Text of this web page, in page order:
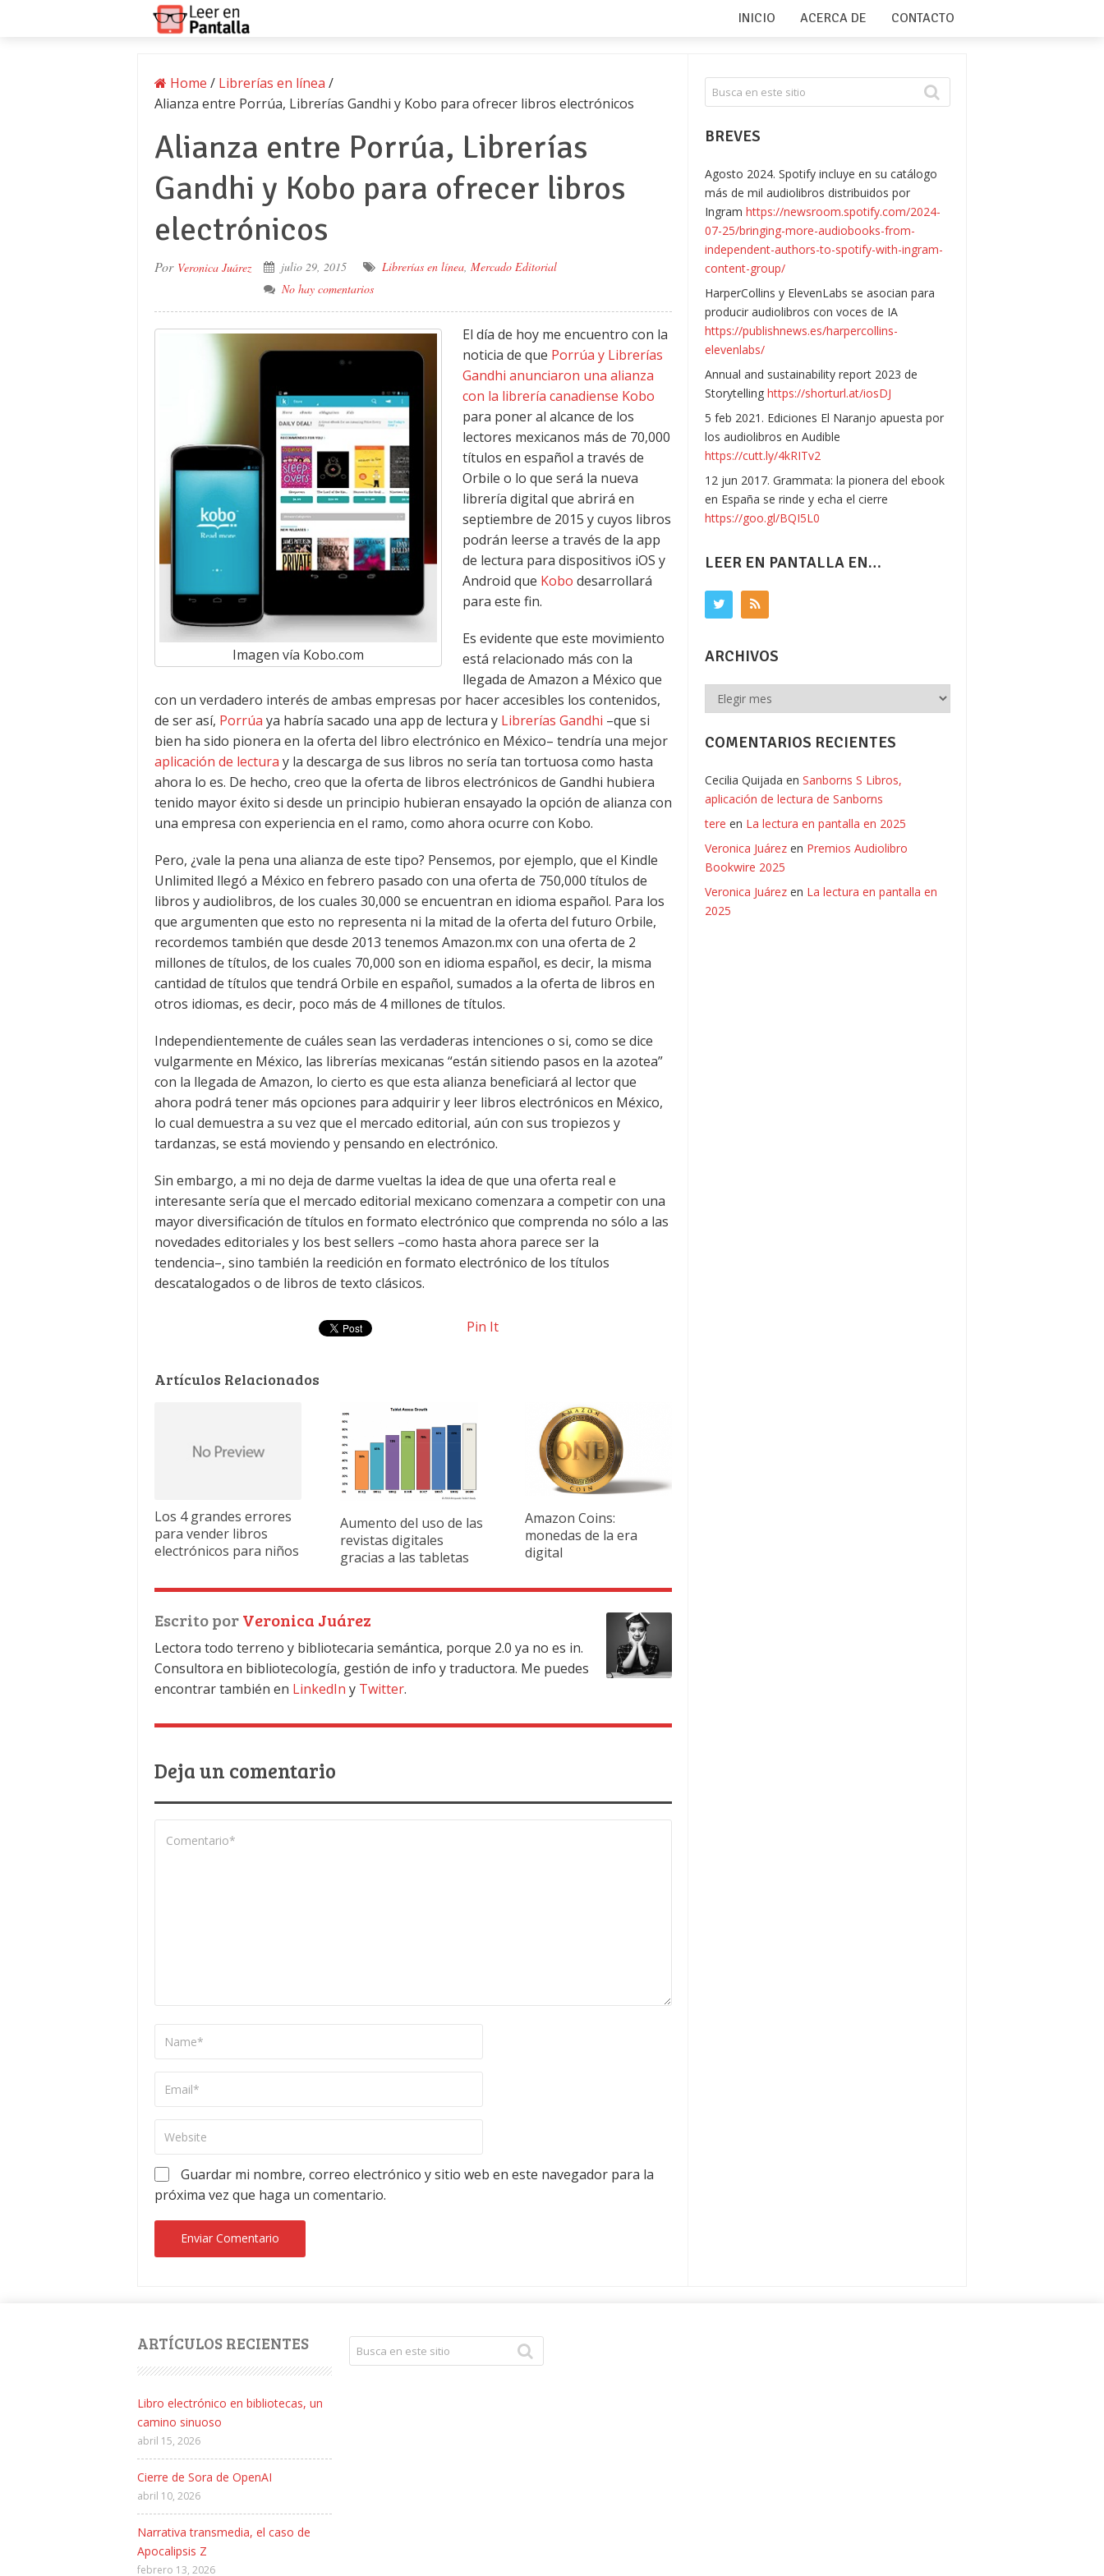
INICIO ACERCA DE CONTACTO
Home / Librerías en línea /
Alianza entre Porrúa, Librerías Gandhi y Kobo para ofrecer libros electrónicos
Alianza entre Porrúa, Librerías
Gandhi y Kobo para ofrecer libros
electrónicos
Por Veronica Juárez julio 29, 2015 Librerías en línea, Mercado Editorial
No hay comentarios
Imagen vía Kobo.com
El día de hoy me encuentro con la
noticia de que Porrúa y Librerías
Gandhi anunciaron una alianza
con la librería canadiense Kobo
para poner al alcance de los
lectores mexicanos más de 70,000
títulos en español a través de
Orbile o lo que será la nueva
librería digital que abrirá en
septiembre de 2015 y cuyos libros
podrán leerse a través de la app
de lectura para dispositivos iOS y
Android que Kobo desarrollará
para este fin.
Es evidente que este movimiento
está relacionado más con la
llegada de Amazon a México que
con un verdadero interés de ambas empresas por hacer accesibles los contenidos,
de ser así, Porrúa ya habría sacado una app de lectura y Librerías Gandhi –que si
bien ha sido pionera en la oferta del libro electrónico en México– tendría una mejor
aplicación de lectura y la descarga de sus libros no sería tan tortuosa como hasta
ahora lo es. De hecho, creo que la oferta de libros electrónicos de Gandhi hubiera
tenido mayor éxito si desde un principio hubieran ensayado la opción de alianza con
una empresa con experiencia en el ramo, como ahora ocurre con Kobo.
Pero, ¿vale la pena una alianza de este tipo? Pensemos, por ejemplo, que el Kindle
Unlimited llegó a México en febrero pasado con una oferta de 750,000 títulos de
libros y audiolibros, de los cuales 30,000 se encuentran en idioma español. Para los
que argumenten que esto no representa ni la mitad de la oferta del futuro Orbile,
recordemos también que desde 2013 tenemos Amazon.mx con una oferta de 2
millones de títulos, de los cuales 70,000 son en idioma español, es decir, la misma
cantidad de títulos que tendrá Orbile en español, sumados a la oferta de libros en
otros idiomas, es decir, poco más de 4 millones de títulos.
Independientemente de cuáles sean las verdaderas intenciones o si, como se dice
vulgarmente en México, las librerías mexicanas “están sitiendo pasos en la azotea”
con la llegada de Amazon, lo cierto es que esta alianza beneficiará al lector que
ahora podrá tener más opciones para adquirir y leer libros electrónicos en México,
lo cual demuestra a su vez que el mercado editorial, aún con sus tropiezos y
tardanzas, se está moviendo y pensando en electrónico.
Sin embargo, a mi no deja de darme vueltas la idea de que una oferta real e
interesante sería que el mercado editorial mexicano comenzara a competir con una
mayor diversificación de títulos en formato electrónico que comprenda no sólo a las
novedades editoriales y los best sellers –como hasta ahora parece ser la
tendencia–, sino también la reedición en formato electrónico de los títulos
descatalogados o de libros de texto clásicos.
Pin It
Artículos Relacionados
Los 4 grandes errores
para vender libros
electrónicos para niños
Aumento del uso de las
revistas digitales
gracias a las tabletas
Amazon Coins:
monedas de la era
digital
Escrito porVeronica Juárez
Lectora todo terreno y bibliotecaria semántica, porque 2.0 ya no es in.
Consultora en bibliotecología, gestión de info y traductora. Me puedes
encontrar también en LinkedIn y Twitter.
Deja un comentario
Guardar mi nombre, correo electrónico y sitio web en este navegador para la
próxima vez que haga un comentario.
BREVES
Agosto 2024. Spotify incluye en su catálogo
más de mil audiolibros distribuidos por
Ingramhttps://newsroom.spotify.com/2024-
07-25/bringing-more-audiobooks-from-
independent-authors-to-spotify-with-ingram-
content-group/
HarperCollins y ElevenLabs se asocian para
producir audiolibros con voces de IA
https://publishnews.es/harpercollins-
elevenlabs/
Annual and sustainability report 2023 de
Storytellinghttps://shorturl.at/iosDJ
5 feb 2021. Ediciones El Naranjo apuesta por
los audiolibros en Audible
https://cutt.ly/4kRITv2
12 jun 2017. Grammata: la pionera del ebook
en España se rinde y echa el cierre
https://goo.gl/BQI5L0
LEER EN PANTALLA EN…
ARCHIVOS
Archivos
COMENTARIOS RECIENTES
Cecilia Quijada enSanborns S Libros,
aplicación de lectura de Sanborns
tere en La lectura en pantalla en 2025
Veronica Juárez en Premios Audiolibro
Bookwire 2025
Veronica Juárez en La lectura en pantalla en
2025
ARTÍCULOS RECIENTES
Libro electrónico en bibliotecas, un
camino sinuoso
abril 15, 2026
Cierre de Sora de OpenAI
abril 10, 2026
Narrativa transmedia, el caso de
Apocalipsis Z
febrero 13, 2026